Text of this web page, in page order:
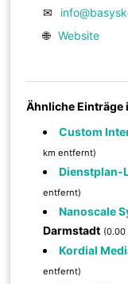
✉
🌐 Website
Ähnliche Einträge
Custom
km entfernt)
Dienstplan-
entfernt)
Nanoscale
Darmstadt
Kordial
entfernt)